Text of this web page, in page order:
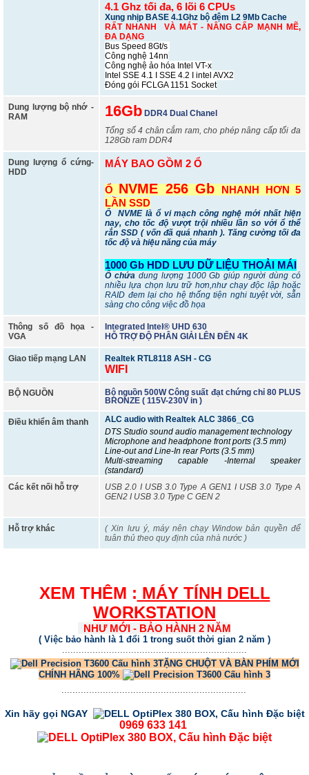
4.1 Ghz tối đa, 6 lõi 6 CPUs
Xung nhịp BASE 4.1Ghz bộ đệm L2 9Mb Cache
RẤT NHANH VÀ MÁT - NÂNG CẤP MẠNH MẼ,
ĐA DẠNG
Bus Speed 8Gt/s
Công nghệ 14nn
Công nghệ ảo hóa Intel VT-x
Intel SSE 4.1 I SSE 4.2 I intel AVX2
Đóng gói FCLGA 1151 Socket
Dung lượng bộ nhớ -
RAM
16Gb DDR4 Dual Chanel
Tổng số 4 chân cắm ram, cho phép nâng cấp tối đa
128Gb ram DDR4
Dung lượng ổ cứng-
HDD
MÁY BAO GỒM 2 Ổ
Ổ NVME 256 GbNHANH HƠN 5
LẦN SSD
Ổ NVME là ổ vi mạch công nghệ mới nhất hiện
nay, cho tốc độ vượt trội nhiều lần so với ổ thể
rắn SSD ( vốn đã quá nhanh ). Tăng cường tối đa
tốc độ và hiệu năng của máy
1000 Gb HDD LƯU DỮ LIỆU THOẢI MÁI
Ổ chứa dung lượng 1000 Gb giúp người dùng có
nhiều lựa chọn lưu trữ hơn,như chạy độc lập hoặc
RAID đem lại cho hệ thống tiện nghi tuyệt vời, sẵn
sàng cho công việc đồ họa
Thông số đồ họa -
VGA
Integrated Intel® UHD 630
HỖ TRỢ ĐỘ PHÂN GIẢI LÊN ĐẾN 4K
Giao tiếp mạng LAN Realtek RTL8118 ASH - CG
WIFI
BỘ NGUỒN
Bộ nguồn 500W Công suất đạt chứng chỉ 80 PLUS
BRONZE ( 115V-230V in )
Điều khiển âm thanh
ALC audio with Realtek ALC 3866_CG
DTS Studio sound audio management technology
Microphone and headphone front ports (3.5 mm)
Line-out and Line-In rear Ports (3.5 mm)
Multi-streaming capable -Internal speaker
(standard)
Các kết nối hỗ trợ
USB 2.0 I USB 3.0 Type A GEN1 I USB 3.0 Type A
GEN2 I USB 3.0 Type C GEN 2
Hỗ trợ khác
( Xin lưu ý, máy nên chạy Window bản quyền để
tuân thủ theo quy định của nhà nước )
XEM THÊM : MÁY TÍNH DELL
WORKSTATION
NHƯ MỚI - BẢO HÀNH 2 NĂM
( Việc bảo hành là 1 đổi 1 trong suốt thời gian 2 năm )
...................................................................
TẶNG CHUỘT VÀ BÀN PHÍM MỚI
CHÍNH HÃNG 100%
...................................................................
Xin hãy gọi NGAY
0969 633 141